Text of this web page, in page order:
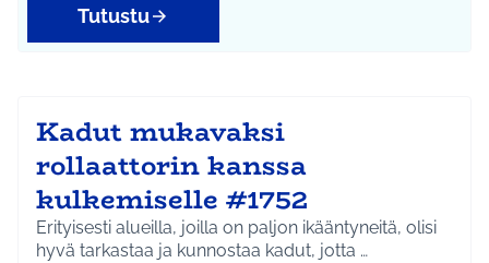
Tutustu
Kadut mukavaksi
rollaattorin kanssa
kulkemiselle #1752
Erityisesti alueilla, joilla on paljon ikääntyneitä, olisi
hyvä tarkastaa ja kunnostaa kadut, jotta …